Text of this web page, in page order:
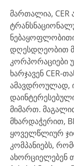
მართალია,
ნებაყოფლობითი
დღესდღეობით
კორპორაციები
ხარჯავენ CER-
ამავდროულად,
მიმართ.
მხარდაჭერით,
ყოველწლიურ
კომპანიებს,
ახორციელებენ